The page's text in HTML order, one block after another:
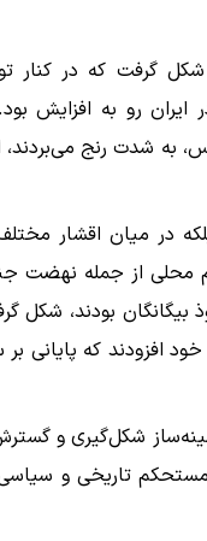
گرفت که در کنار
رو به افزایش
شدت رنج می‌بردند،
در میان اقشار
محلی از جمله نهضت
بیگانگان بودند، شکل
افزودند که پایانی بر
شکل‌گیری و
مستحکم تاریخی و